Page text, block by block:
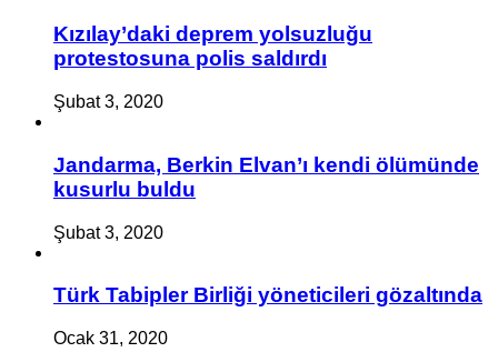
Kızılay’daki deprem yolsuzluğu
protestosuna polis saldırdı
Şubat 3, 2020
Jandarma, Berkin Elvan’ı kendi ölümünde
kusurlu buldu
Şubat 3, 2020
Türk Tabipler Birliği yöneticileri gözaltında
Ocak 31, 2020